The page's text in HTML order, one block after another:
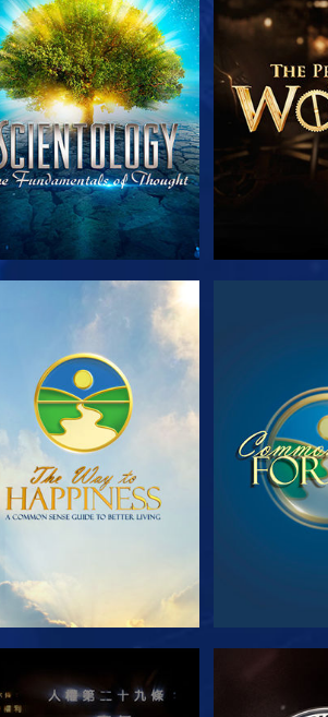
觀看 觀